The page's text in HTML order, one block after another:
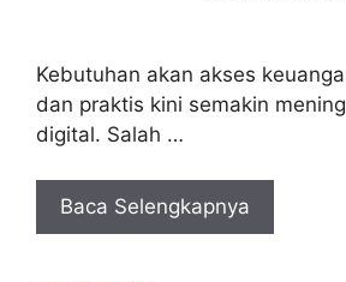
Kebutuhan akan akses
dan praktis kini semakin
digital. Salah …
Baca Selengkapnya